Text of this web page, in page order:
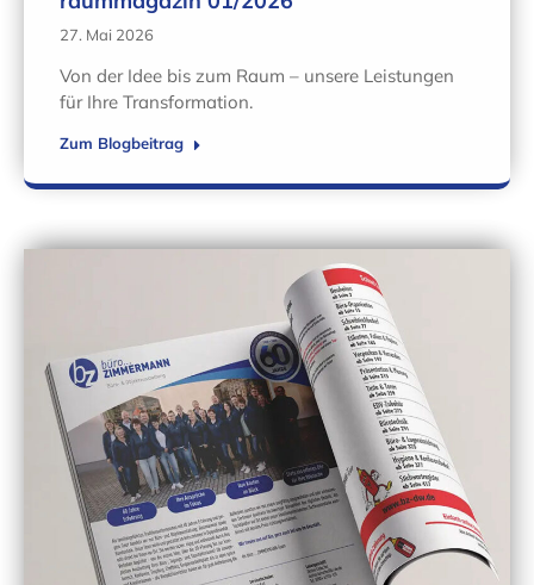
27. Mai 2026
Von der Idee bis zum Raum – unsere Leistungen
für Ihre Transformation.
Zum Blogbeitrag